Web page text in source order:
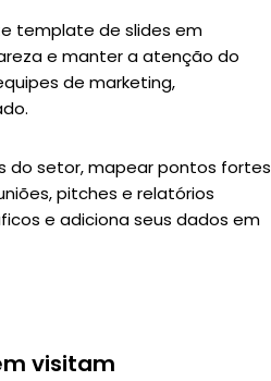
template de slides em
e manter a atenção do
de marketing,
do setor, mapear pontos fortes
pitches e relatórios
e adiciona seus dados em
visitam